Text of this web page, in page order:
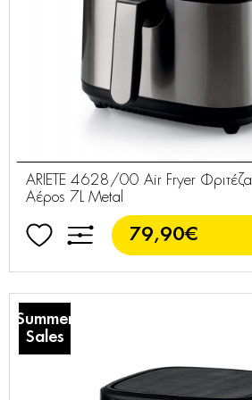
ARIETE 4628/00 Air Fryer Φριτέζα
Αέρος 7L Metal
79,90€
Summer
Sales